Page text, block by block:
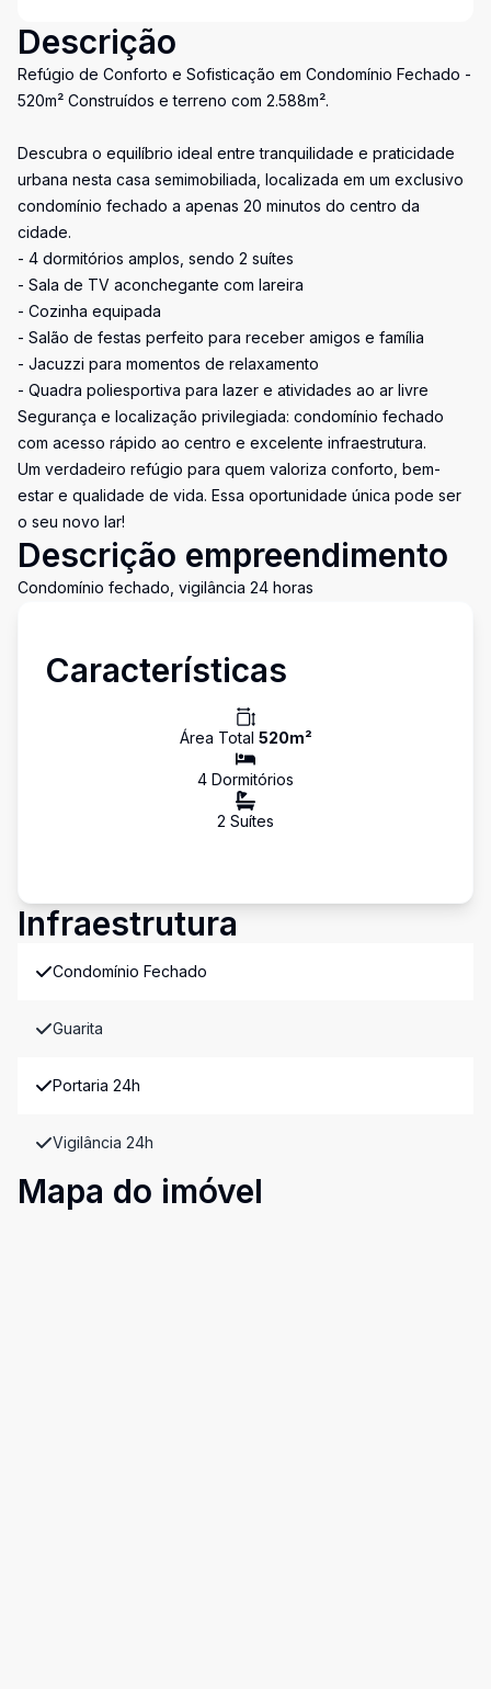
Descrição
Refúgio de Conforto e Sofisticação em Condomínio Fechado -
520m² Construídos e terreno com 2.588m².
Descubra o equilíbrio ideal entre tranquilidade e praticidade
urbana nesta casa semimobiliada, localizada em um exclusivo
condomínio fechado a apenas 20 minutos do centro da
cidade.
- 4 dormitórios amplos, sendo 2 suítes
- Sala de TV aconchegante com lareira
- Cozinha equipada
- Salão de festas perfeito para receber amigos e família
- Jacuzzi para momentos de relaxamento
- Quadra poliesportiva para lazer e atividades ao ar livre
Segurança e localização privilegiada: condomínio fechado
com acesso rápido ao centro e excelente infraestrutura.
Um verdadeiro refúgio para quem valoriza conforto, bem-
estar e qualidade de vida. Essa oportunidade única pode ser
o seu novo lar!
Descrição empreendimento
Condomínio fechado, vigilância 24 horas
Características
Área Total 520m²
4 Dormitórios
2 Suítes
Infraestrutura
Condomínio Fechado
Guarita
Portaria 24h
Vigilância 24h
Mapa do imóvel